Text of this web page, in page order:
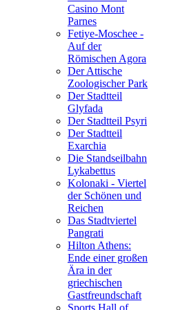
Casino Mont
Parnes
Fetiye-Moschee -
Auf der
Römischen Agora
Der Attische
Zoologischer Park
Der Stadtteil
Glyfada
Der Stadtteil Psyri
Der Stadtteil
Exarchia
Die Standseilbahn
Lykabettus
Kolonaki - Viertel
der Schönen und
Reichen
Das Stadtviertel
Pangrati
Hilton Athens:
Ende einer großen
Ära in der
griechischen
Gastfreundschaft
Sports Hall of